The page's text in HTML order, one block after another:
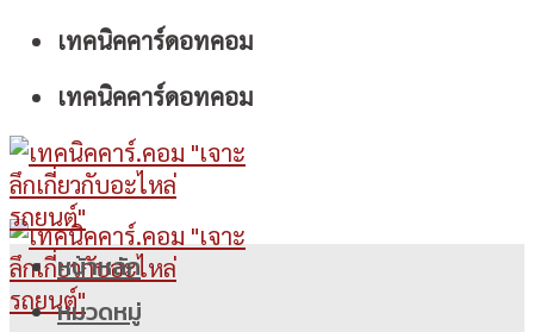
Skip
content
เทคนิคคาร์ดอทคอม
เทคนิคคาร์ดอทคอม
หน้าหลัก
หมวดหมู่